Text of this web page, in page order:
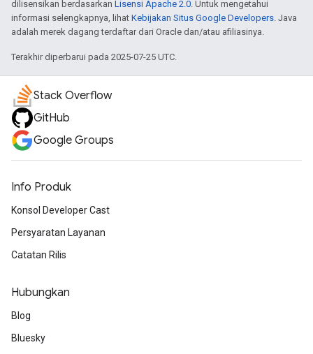
dilisensikan berdasarkan Lisensi Apache 2.0. Untuk mengetahui
informasi selengkapnya, lihat Kebijakan Situs Google Developers. Java
adalah merek dagang terdaftar dari Oracle dan/atau afiliasinya.
Terakhir diperbarui pada 2025-07-25 UTC.
Stack Overflow
GitHub
Google Groups
Info Produk
Konsol Developer Cast
Persyaratan Layanan
Catatan Rilis
Hubungkan
Blog
Bluesky